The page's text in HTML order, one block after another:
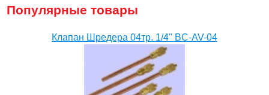
Популярные товары
Клапан Шредера 04тр. 1/4" BC-AV-04